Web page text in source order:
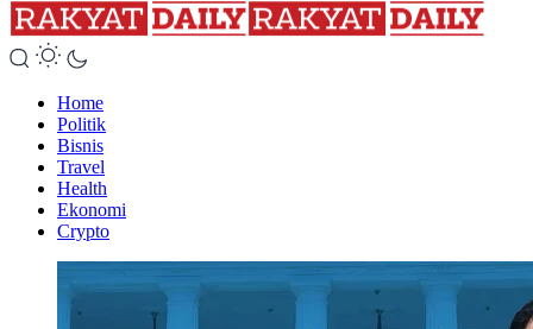
Home
Politik
Bisnis
Travel
Health
Ekonomi
Crypto